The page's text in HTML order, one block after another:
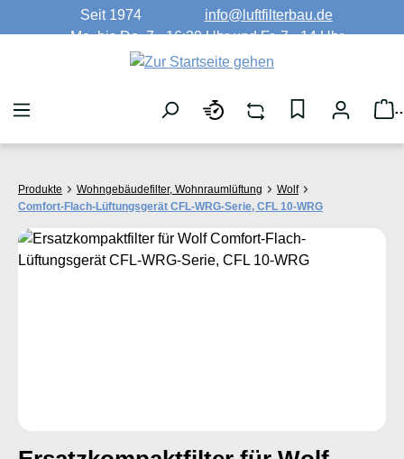
Zum Hauptinhalt springen
Seit 1974
info@luftfilterbau.de
Mo. bis Do. 7 - 16:30 Uhr und Fr. 7 - 14 Uhr
Produkte Wohngebäudefilter, Wohnraumlüftung
Wolf
Comfort-Flach-Lüftungsgerät CFL-WRG-Serie, CFL 10-WRG
Bildergalerie überspringen